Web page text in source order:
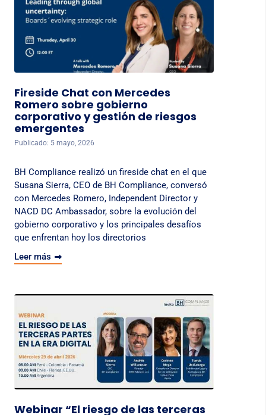
Fireside Chat con Mercedes
Romero sobre gobierno
corporativo y gestión de riesgos
emergentes
Publicado: 5 mayo, 2026
BH Compliance realizó un fireside chat en el que
Susana Sierra, CEO de BH Compliance, conversó
con Mercedes Romero, Independent Director y
NACD DC Ambassador, sobre la evolución del
gobierno corporativo y los principales desafíos
que enfrentan hoy los directorios
Leer más
Webinar “El riesgo de las terceras